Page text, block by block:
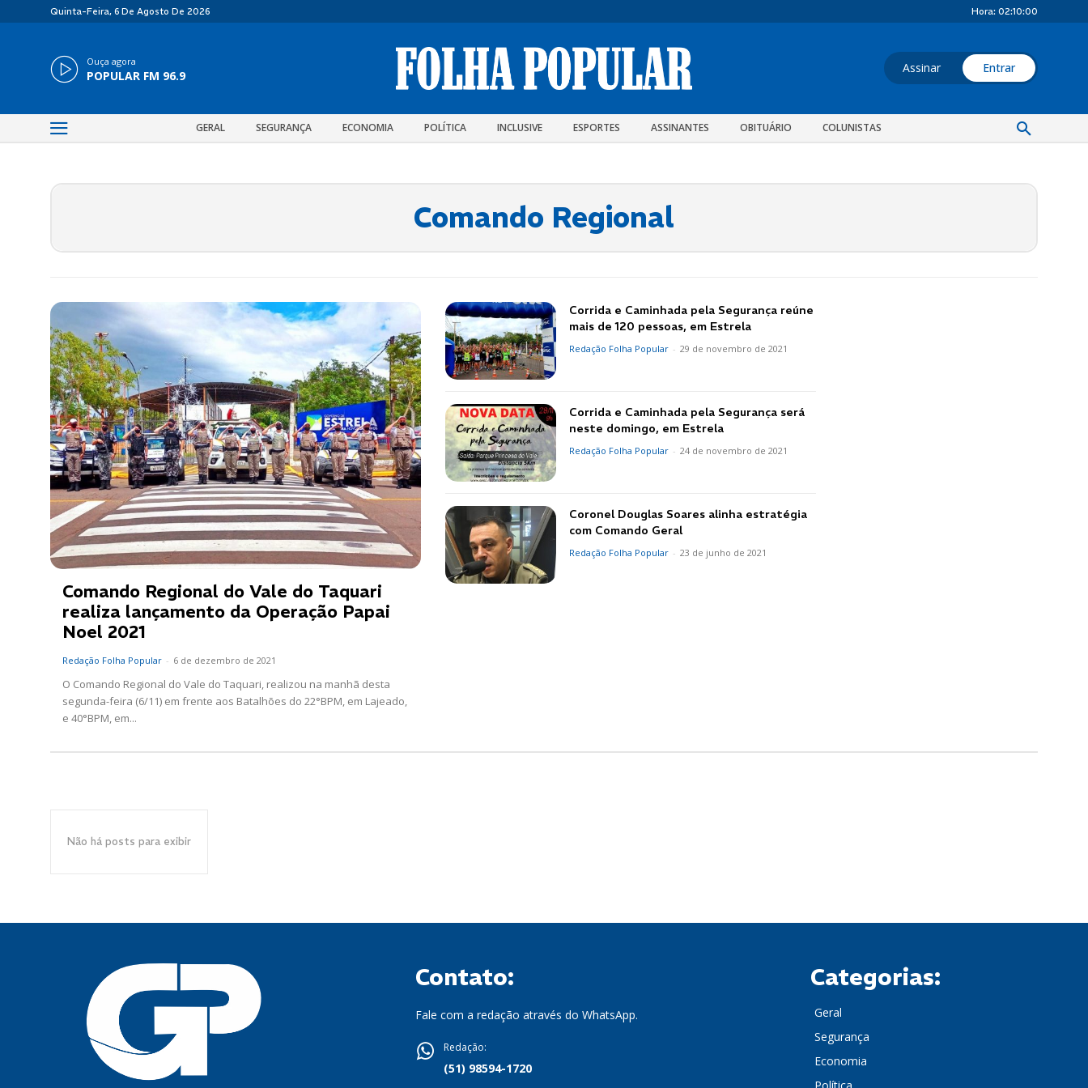
Quinta-Feira, 6 De Agosto De 2026 Hora: 02:10:00
Ouça agora
POPULAR FM 96.9 Assinar Entrar
GERAL SEGURANÇA ECONOMIA POLÍTICA INCLUSIVE ESPORTES ASSINANTES OBITUÁRIO COLUNISTAS
Comando Regional
Comando Regional do Vale do Taquari
realiza lançamento da Operação Papai
Noel 2021
Redação Folha Popular - 6 de dezembro de 2021
O Comando Regional do Vale do Taquari, realizou na manhã desta
segunda-feira (6/11) em frente aos Batalhões do 22°BPM, em Lajeado,
e 40°BPM, em...
Corrida e Caminhada pela Segurança reúne
mais de 120 pessoas, em Estrela
Redação Folha Popular - 29 de novembro de 2021
Corrida e Caminhada pela Segurança será
neste domingo, em Estrela
Redação Folha Popular - 24 de novembro de 2021
Coronel Douglas Soares alinha estratégia
com Comando Geral
Redação Folha Popular - 23 de junho de 2021
Não há posts para exibir
Contato:
Fale com a redação através do WhatsApp.
Redação:
(51) 98594-1720
Categorias:
Geral
Segurança
Economia
Política